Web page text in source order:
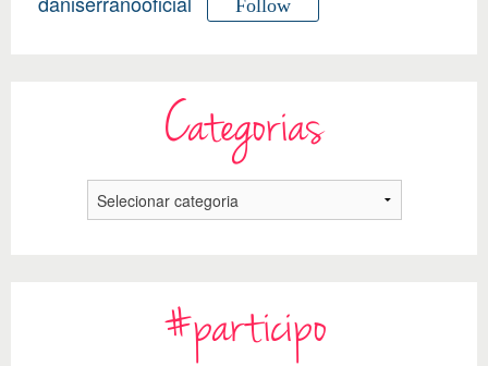
Follow
Categorias
#participo